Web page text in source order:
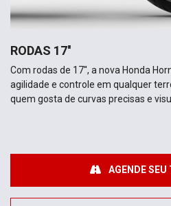
RODAS 17''
Com rodas de 17'', a nova Honda
agilidade e controle em qualquer
quem gosta de curvas precisas e
AGENDE SEU